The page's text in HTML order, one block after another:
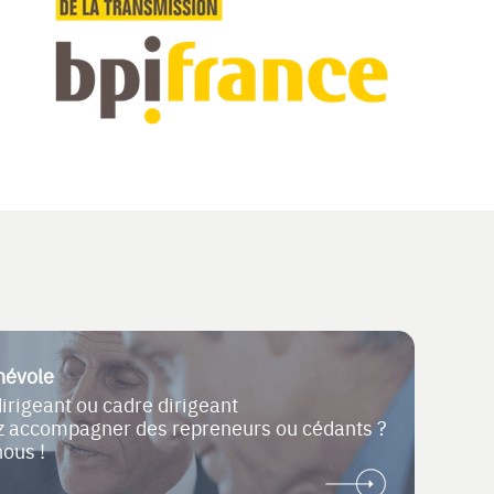
ou cadre dirigeant
accompagner des repreneurs ou cédants ?
!